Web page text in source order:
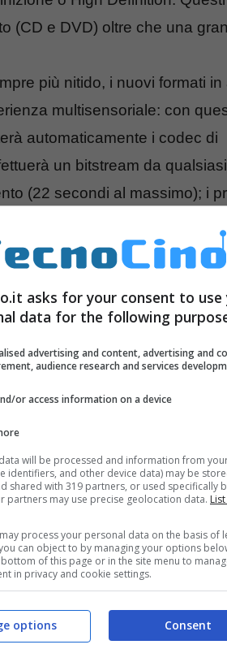
(CD e DVD) oltre che una
più nitido, i nuovi formati in
multisensoriale: con
automaticamente i codec di
un bitstream da qualsiasi
(22 secondi al massimo); i
dollari. Il primo avrà maggiori
e pulsanti migliori.
asks for your consent to use
data for the following
advertising and content, advertising and
audience research and services
or access information on a device
will be processed and information from
identifiers, and other device data) may be
shared with 319 partners, or used specifically
partners may use precise geolocation data.
process your personal data on the basis of
can object to by managing your options
of this page or in the site menu to
in privacy and cookie settings.
Consent
options